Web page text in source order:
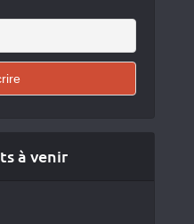
à venir